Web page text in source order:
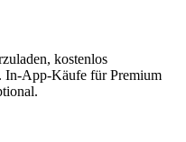
kostenlos
In-App-Käufe für Premium